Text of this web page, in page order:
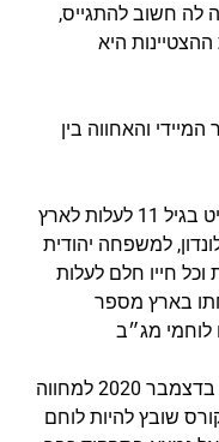
לה חשוב להתגייס,
היא
והאחווה בין
, חייל בודד שהחליט בגיל 11 לעלות לארץ
למשפחה יהודית
חייו חלם לעלות
בארץ מספר
לוחמי מג״ב
גבריאל עלה דרך גרעין צבר והתגייס בדצמבר 2020 למחווה
שובץ להיות לוחם